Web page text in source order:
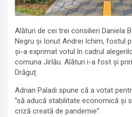
Alături de cei trei consilieri Daniela
Negru și Ionut Andrei Ichim, fostul
și-a exprimat votul în cadrul
comuna Jirlău. Alături i-a fost și
Drăguț.
Adrian Paladi spune că a votat
”să aducă stabilitate economică și
criză creată de pandemie”.